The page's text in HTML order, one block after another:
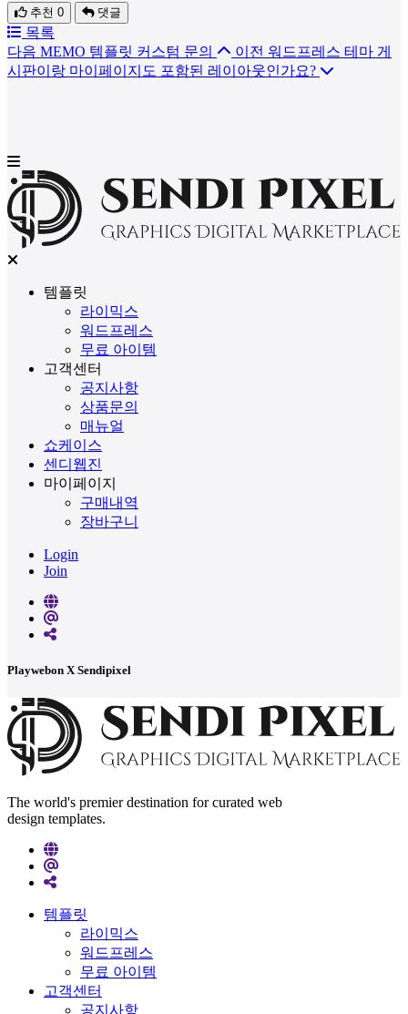
추천 0 댓글
목록
다음 MEMO 템플릿 커스텀 문의 이전 워드프레스 테마 게
시판이랑 마이페이지도 포함된 레이아웃인가요?
템플릿
라이믹스
워드프레스
무료 아이템
고객센터
공지사항
상품문의
매뉴얼
쇼케이스
센디웹진
마이페이지
구매내역
장바구니
Login
Join
Playwebon X Sendipixel
The world's premier destination for curated web
design templates.
템플릿
라이믹스
워드프레스
무료 아이템
고객센터
공지사항